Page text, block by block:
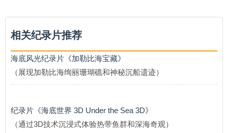
相关纪录片推荐
海底风光纪录片《加勒比海宝藏》
（展现加勒比海绚丽珊瑚礁和神秘沉船遗迹）
纪录片《海底世界 3D Under the Sea 3D》
（通过3D技术沉浸式体验热带鱼群和深海奇观）